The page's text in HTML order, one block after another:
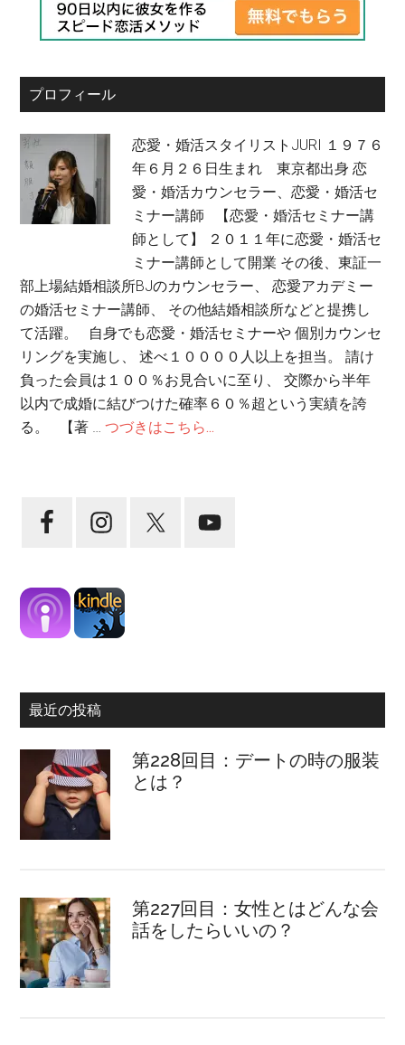
プロフィール
恋愛・婚活スタイリストJURI １９７６
年６月２６日生まれ 東京都出身 恋
愛・婚活カウンセラー、恋愛・婚活セ
ミナー講師 【恋愛・婚活セミナー講
師として】 ２０１１年に恋愛・婚活セ
ミナー講師として開業 その後、東証一
部上場結婚相談所BJのカウンセラー、 恋愛アカデミー
の婚活セミナー講師、 その他結婚相談所などと提携し
て活躍。 自身でも恋愛・婚活セミナーや 個別カウンセ
リングを実施し、 述べ１００００人以上を担当。 請け
負った会員は１００％お見合いに至り、 交際から半年
以内で成婚に結びつけた確率６０％超という実績を誇
る。 【著 …つづきはこちら...
最近の投稿
第228回目：デートの時の服装
とは？
第227回目：女性とはどんな会
話をしたらいいの？